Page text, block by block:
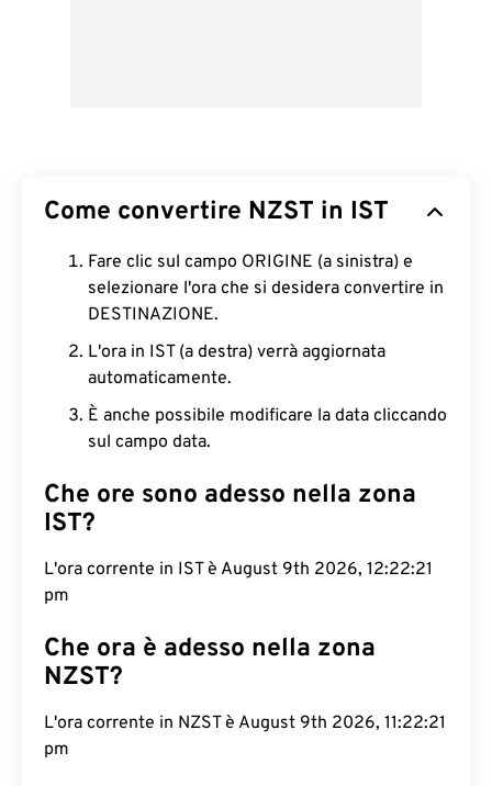
Come convertire NZST in IST
Fare clic sul campo ORIGINE (a sinistra) e
selezionare l'ora che si desidera convertire in
DESTINAZIONE.
L'ora in IST (a destra) verrà aggiornata
automaticamente.
È anche possibile modificare la data cliccando
sul campo data.
Che ore sono adesso nella zona
IST?
L'ora corrente in IST è August 9th 2026, 12:22:22
pm
Che ora è adesso nella zona
NZST?
L'ora corrente in NZST è August 9th 2026,
11:22:22 pm